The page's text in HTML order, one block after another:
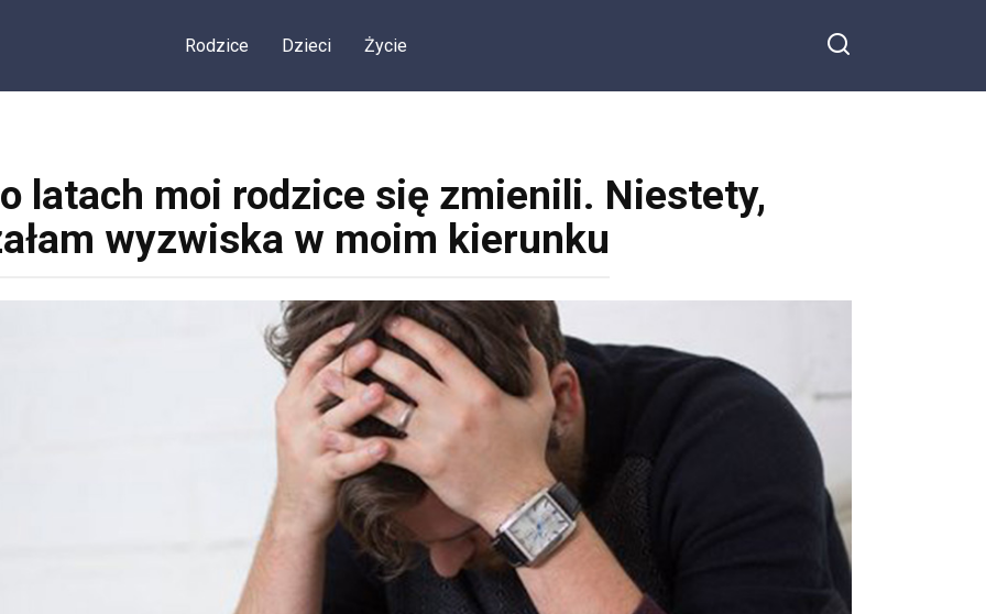
Rodzice Dzieci Życie
latach moi rodzice się zmienili. Niestety,
wyzwiska w moim kierunku